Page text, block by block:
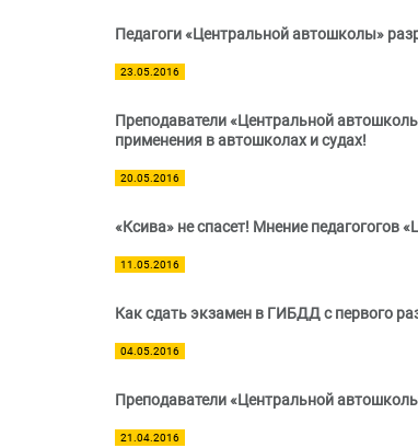
Педагоги «Центральной автошколы»
23.05.2016
Преподаватели «Центральной
применения в автошколах и судах!
20.05.2016
«Ксива» не спасет! Мнение педагогогов
11.05.2016
Как сдать экзамен в ГИБДД с первого
04.05.2016
Преподаватели «Центральной
21.04.2016